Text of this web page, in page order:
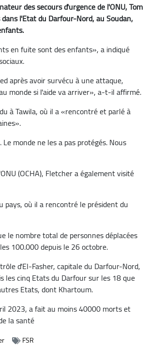
des secours d'urgence de l'ONU, Tom
l'Etat du Darfour-Nord, au Soudan,
en fuite sont des enfants», a indiqué
après avoir survécu à une attaque,
monde si l'aide va arriver», a-t-il affirmé.
à Tawila, où il a «rencontré et parlé à
monde ne les a pas protégés. Nous
(OCHA), Fletcher a également visité
où il a rencontré le président du
le nombre total de personnes déplacées
100.000 depuis le 26 octobre.
d'El-Fasher, capitale du Darfour-Nord,
les cinq Etats du Darfour sur les 18 que
Etats, dont Khartoum.
2023, a fait au moins 40000 morts et
la santé
FSR